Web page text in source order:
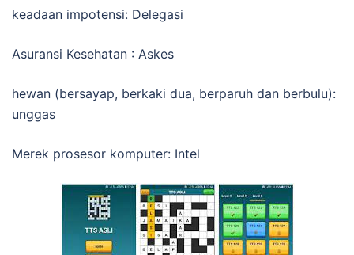
keadaan impotensi: Delegasi
Asuransi Kesehatan : Askes
hewan (bersayap, berkaki dua, berparuh dan berbulu):
unggas
Merek prosesor komputer: Intel